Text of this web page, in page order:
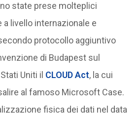
state prese molteplici
livello internazionale e
protocollo aggiuntivo
di Budapest sul
Uniti il CLOUD Act, la cui
al famoso Microsoft Case.
fisica dei dati nel data